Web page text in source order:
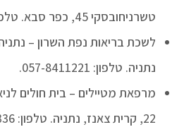
טשרניחובסקי 45, כפר סבא. טלפון: 09-7481231.
נתניה. טלפון: 057-8411221.
מרפאת מטיילים – בית חולים
22, קרית צאנז, נתניה. טלפון: 09-8609336.